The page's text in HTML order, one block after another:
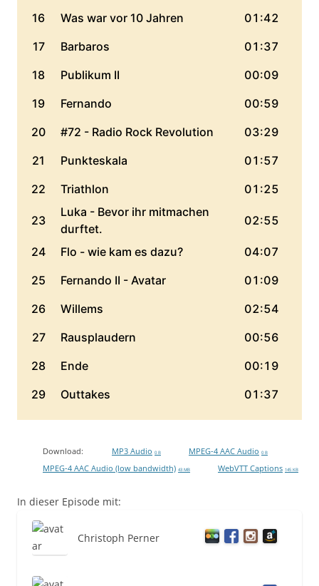
Download: MP3 Audio 0 B MPEG-4 AAC Audio 0 B
MPEG-4 AAC Audio (low bandwidth) 43 MB WebVTT Captions 145 KB
In dieser Episode mit:
Christoph Perner